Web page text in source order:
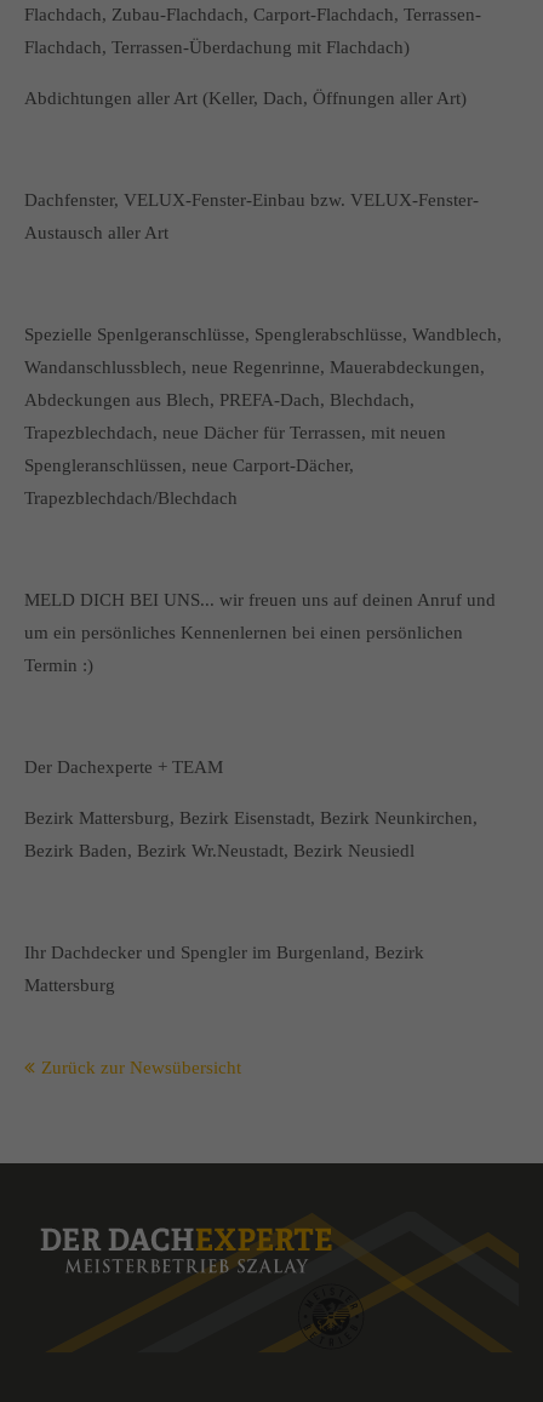
Flachdach, Zubau-Flachdach, Carport-Flachdach, Terrassen-
Flachdach, Terrassen-Überdachung mit Flachdach)
Abdichtungen aller Art (Keller, Dach, Öffnungen aller Art)
Dachfenster, VELUX-Fenster-Einbau bzw. VELUX-Fenster-
Austausch aller Art
Spezielle Spenlgeranschlüsse, Spenglerabschlüsse, Wandblech,
Wandanschlussblech, neue Regenrinne, Mauerabdeckungen,
Abdeckungen aus Blech, PREFA-Dach, Blechdach,
Trapezblechdach, neue Dächer für Terrassen, mit neuen
Spengleranschlüssen, neue Carport-Dächer,
Trapezblechdach/Blechdach
MELD DICH BEI UNS... wir freuen uns auf deinen Anruf und
um ein persönliches Kennenlernen bei einen persönlichen
Termin :)
Der Dachexperte + TEAM
Bezirk Mattersburg, Bezirk Eisenstadt, Bezirk Neunkirchen,
Bezirk Baden, Bezirk Wr.Neustadt, Bezirk Neusiedl
Ihr Dachdecker und Spengler im Burgenland, Bezirk
Mattersburg
Zurück zur Newsübersicht